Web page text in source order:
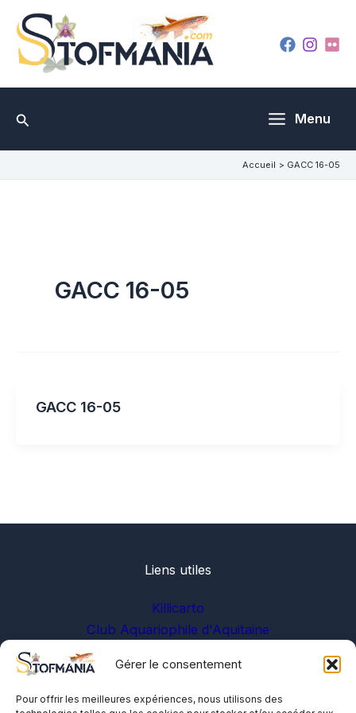
Gérer le consentement
Pour offrir les meilleures expériences, nous utilisons des
contenu
Rechercher Menu
Accueil GACC 16-05
GACC 16-05
GACC 16-05
Liens utiles
Killicarto
Club Aquariophile d'Aquitaine